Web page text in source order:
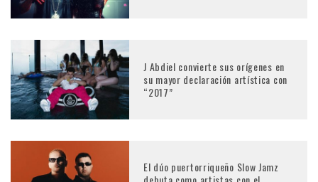
J Abdiel convierte sus orígenes en
su mayor declaración artística con
“2017”
El dúo puertorriqueño Slow Jamz